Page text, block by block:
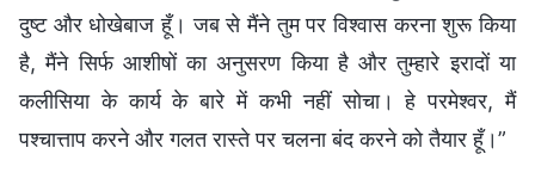
दुष्ट और धोखेबाज हूँ। जब से मैंने तुम पर विश्वास करना शुरू किया
है, मैंने सिर्फ आशीषों का अनुसरण किया है और तुम्हारे इरादों या
कलीसिया के कार्य के बारे में कभी नहीं सोचा। हे परमेश्वर, मैं
पश्चात्ताप करने और गलत रास्ते पर चलना बंद करने को तैयार हूँ।”